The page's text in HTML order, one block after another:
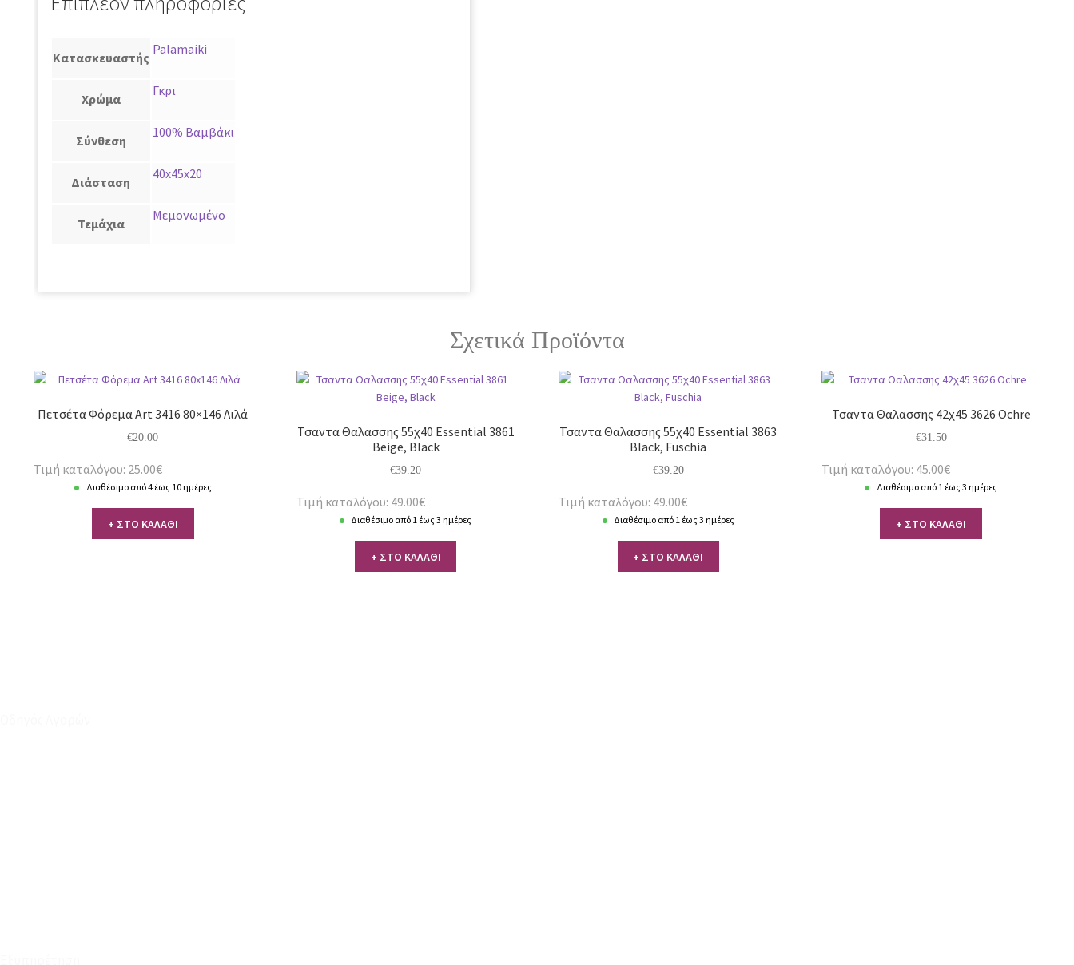
Κατασκευαστής
Palamaiki
Χρώμα
Γκρι
Σύνθεση
100% Βαμβάκι
Διάσταση
40x45x20
Τεμάχια
Μεμονωμένο
Σχετικά Προϊόντα
Πετσέτα Φόρεμα Art 3416 80×146 Λιλά
€20.00
Τιμή καταλόγου: 25.00€
Διαθέσιμο από 4 έως 10 ημέρες
+ ΣΤΟ ΚΑΛΑΘΙ
Τσαντα Θαλασσης 55χ40 Essential 3861
Beige, Black
€39.20
Τιμή καταλόγου: 49.00€
Διαθέσιμο από 1 έως 3 ημέρες
+ ΣΤΟ ΚΑΛΑΘΙ
Τσαντα Θαλασσης 55χ40 Essential 3863
Black, Fuschia
€39.20
Τιμή καταλόγου: 49.00€
Διαθέσιμο από 1 έως 3 ημέρες
+ ΣΤΟ ΚΑΛΑΘΙ
Τσαντα Θαλασσης 42χ45 3626 Ochre
€31.50
Τιμή καταλόγου: 45.00€
Διαθέσιμο από 1 έως 3 ημέρες
+ ΣΤΟ ΚΑΛΑΘΙ